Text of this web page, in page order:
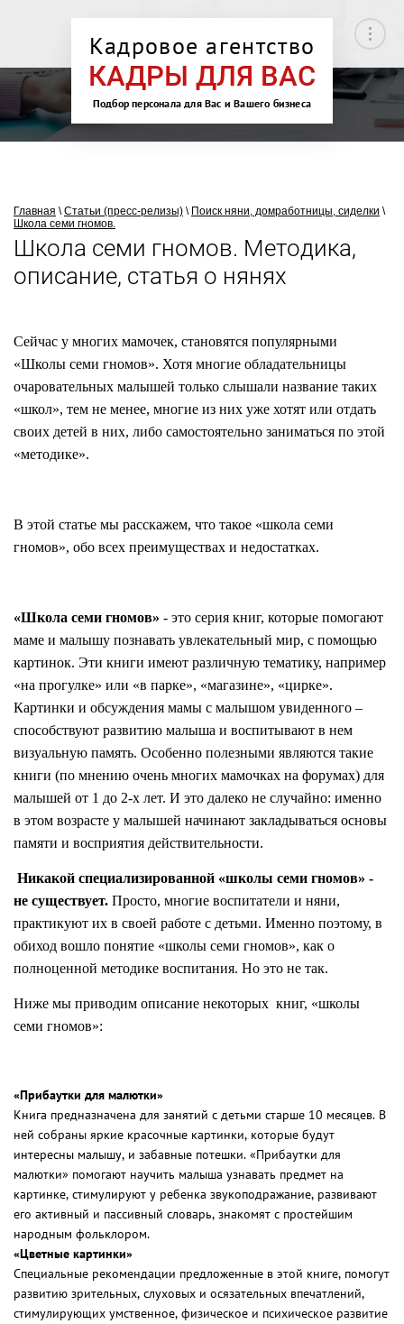
Кадровое агентство
КАДРЫ ДЛЯ ВАС
Подбор персонала для Вас и Вашего бизнеса
Главная \Статьи (пресс-релизы) \ Поиск няни, домработницы, сиделки \
Школа семи гномов.
Школа семи гномов. Методика,
описание, статья о нянях
Сейчас у многих мамочек, становятся популярными
«Школы семи гномов». Хотя многие обладательницы
очаровательных малышей только слышали название таких
«школ», тем не менее, многие из них уже хотят или отдать
своих детей в них, либо самостоятельно заниматься по этой
«методике».
В этой статье мы расскажем, что такое «школа семи
гномов», обо всех преимуществах и недостатках.
«Школа семи гномов» - это серия книг, которые помогают
маме и малышу познавать увлекательный мир, с помощью
картинок. Эти книги имеют различную тематику, например
«на прогулке» или «в парке», «магазине», «цирке».
Картинки и обсуждения мамы с малышом увиденного –
способствуют развитию малыша и воспитывают в нем
визуальную память. Особенно полезными являются такие
книги (по мнению очень многих мамочках на форумах) для
малышей от 1 до 2-х лет. И это далеко не случайно: именно
в этом возрасте у малышей начинают закладываться основы
памяти и восприятия действительности.
Никакой специализированной «школы семи гномов» -
не существует. Просто, многие воспитатели и няни,
практикуют их в своей работе с детьми. Именно поэтому, в
обиход вошло понятие «школы семи гномов», как о
полноценной методике воспитания. Но это не так.
Ниже мы приводим описание некоторых книг, «школы
семи гномов»:
«Прибаутки для малютки»
Книга предназначена для занятий с детьми старше 10 месяцев. В
ней собраны яркие красочные картинки, которые будут
интересны малышу, и забавные потешки. «Прибаутки для
малютки» помогают научить малыша узнавать предмет на
картинке, стимулируют у ребенка звукоподражание, развивают
его активный и пассивный словарь, знакомят с простейшим
народным фольклором.
«Цветные картинки»
Специальные рекомендации предложенные в этой книге, помогут
развитию зрительных, слуховых и осязательных впечатлений,
стимулирующих умственное, физическое и психическое развитие